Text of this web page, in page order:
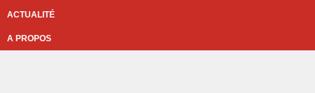
ACTUALITÉ
A PROPOS